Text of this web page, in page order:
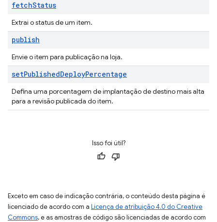
fetchStatus
Extrai o status de um item.
publish
Envie o item para publicação na loja.
setPublishedDeployPercentage
Defina uma porcentagem de implantação de destino mais alta
para a revisão publicada do item.
Isso foi útil?
Exceto em caso de indicação contrária, o conteúdo desta página é
licenciado de acordo com a Licença de atribuição 4.0 do Creative
Commons, e as amostras de código são licenciadas de acordo com